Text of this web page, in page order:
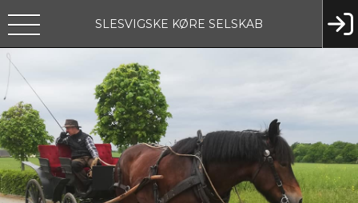
SLESVIGSKE KØRE SELSKAB